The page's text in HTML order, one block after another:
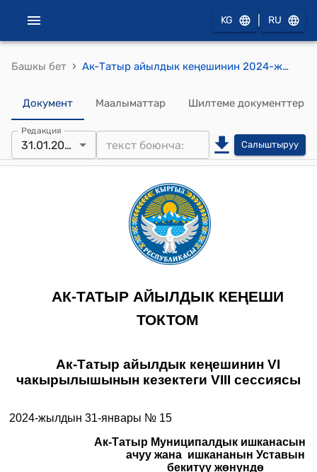
KG RU
Башкы бет › Ак-Татыр айылдык кеңешинин 2024-жылдын 31-январындагы №15 "Ак-Татыр Муниципалдык ишканасын ачуу жана ишкананын Уставын бекитүү жөнүндө" токтому
Документ Маалыматтар Шилтеме документтер
Редакция
31.01.2024 Салыштыруу